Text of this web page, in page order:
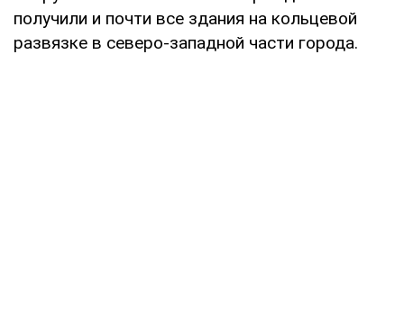
получили и почти все здания на кольцевой
развязке в северо-западной части города.